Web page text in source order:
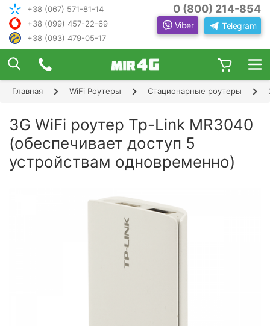
+38 (067) 571-81-14
+38 (099) 457-22-69
+38 (093) 479-05-17
0 (800) 214-854
Viber Telegram
Главная WiFi Роутеры Стационарные роутеры
3G WiFi роутер Tp-Link MR3040
(обеспечивает доступ 5
устройствам одновременно)
ПОДОБРАТЬ ИНТЕРНЕТ С ИН
ЖЕНЕРОМ-
КОНСУЛЬТАНТОМ
Чтобы выбрать лучшего оператора и
оборудование, ответьте, пожалуйста, на
следую
щие вопросы:
В каком населенном пункте Вы хотите
пользоваться Интернетом?
×
Шаг 1
Шаг 4